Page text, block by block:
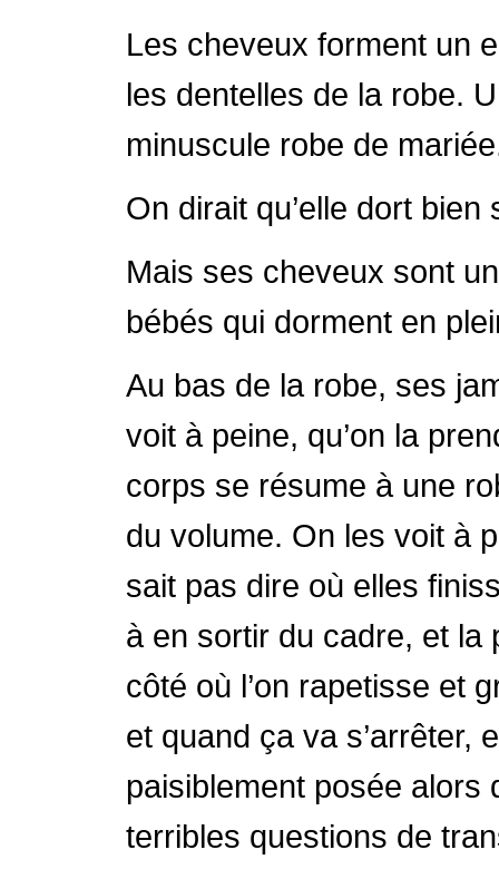
Les cheveux forment un
les dentelles de la robe.
minuscule robe de
On dirait qu’elle dort
Mais ses cheveux sont
bébés qui dorment en
Au bas de la robe, ses
voit à peine, qu’on la
corps se résume à une
du volume. On les voit à
sait pas dire où elles
à en sortir du cadre, et la
côté où l’on rapetisse et
et quand ça va s’arrêter,
paisiblement posée alors
terribles questions de